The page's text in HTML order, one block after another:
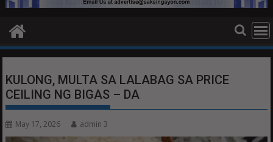
KULONG, MULTA SA LALABAG SA PRICE
CEILING NG BIGAS – DA
May 17, 2026 admin 3